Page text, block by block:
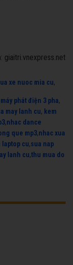
giaitri.vnexpress.net
xe nuoc mia cu,
máy phát điện 3 pha,
may lanh cu, kem
,nhac dance
que mp3,nhac xua
laptop cu,sua nap
lanh cu,thu mua do